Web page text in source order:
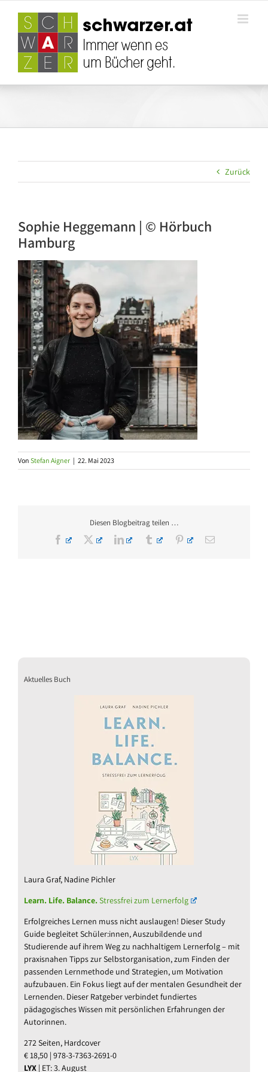
springen
Zurück
Sophie Heggemann | © Hörbuch
Hamburg
Von Stefan Aigner | 22. Mai 2023
Diesen Blogbeitrag teilen …
Facebook
X LinkedInTumblr PinterestE-
Aktuelles Buch
Laura Graf, Nadine Pichler
Learn. Life. Balance.Stressfrei zum Lernerfolg
Erfolgreiches Lernen muss nicht auslaugen! Dieser Study
Guide begleitet Schüler:innen, Auszubildende und
Studierende auf ihrem Weg zu nachhaltigem Lernerfolg – mit
praxisnahen Tipps zur Selbstorganisation, zum Finden der
passenden Lernmethode und Strategien, um Motivation
aufzubauen. Ein Fokus liegt auf der mentalen Gesundheit der
Lernenden. Dieser Ratgeber verbindet fundiertes
pädagogisches Wissen mit persönlichen Erfahrungen der
Autorinnen.
272 Seiten, Hardcover
€ 18,50 | 978-3-7363-2691-0
LYX | ET: 3. August